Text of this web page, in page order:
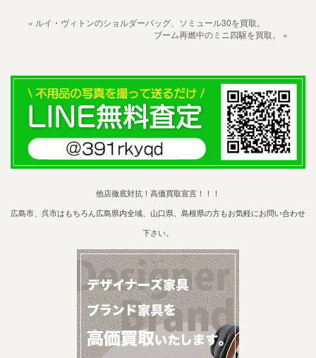
« ルイ・ヴィトンのショルダーバッグ、ソミュール30を買取。
ブーム再燃中のミニ四駆を買取。 »
他店徹底対抗！高価買取宣言！！！
広島市、呉市はもちろん広島県内全域、山口県、島根県の方もお気軽にお問い合わせ
下さい。